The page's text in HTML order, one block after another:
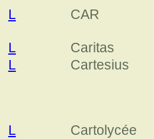
L CAR
L
Caritas
L
Cartesius
L
Cartolycée